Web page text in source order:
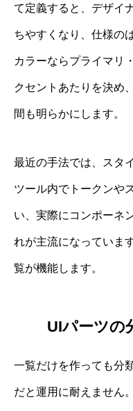
て定義すると、デザイ
ちやすくなり、仕様の
カラーならプライマリ
クセントあたりを決め
間も明らかにします。
最近の手法では、スタ
ツール内でトークンや
い、実際にコンポーネ
れが主流になっていま
覧が機能します。
UIパーツの
一覧だけを作っても分
だと運用に耐えません